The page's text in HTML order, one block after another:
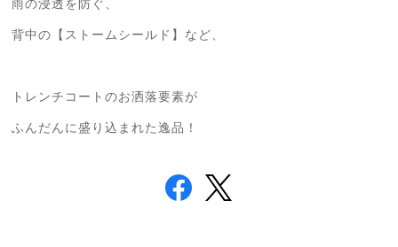
雨の浸透を防ぐ、
背中の【ストームシールド】など、
トレンチコートのお洒落要素が
ふんだんに盛り込まれた逸品！